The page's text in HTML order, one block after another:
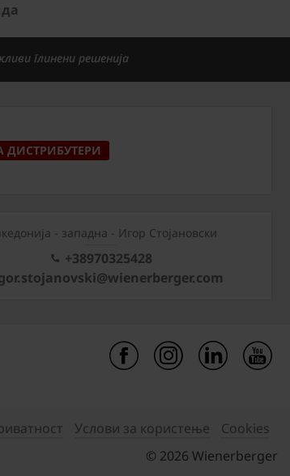
глинени решенија
- западна - Игор Стојановски
+38970325428
Услови за користење
Cookies
© 2026 Wienerberger